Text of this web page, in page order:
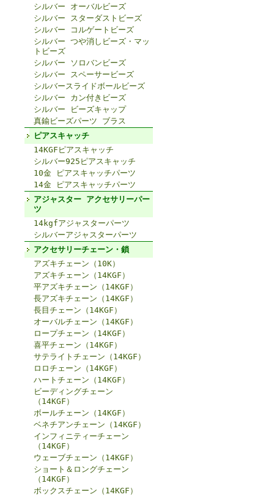
シルバー オーバルビーズ
シルバー スターダストビーズ
シルバー コルゲートビーズ
シルバー つや消しビーズ・マッ
トビーズ
シルバー ソロバンビーズ
シルバー スペーサービーズ
シルバースライドボールビーズ
シルバー カン付きビーズ
シルバー ビーズキャップ
真鍮ビーズパーツ ブラス
ピアスキャッチ
14KGFピアスキャッチ
シルバー925ピアスキャッチ
10金 ピアスキャッチパーツ
14金 ピアスキャッチパーツ
アジャスター アクセサリーパー
ツ
14kgfアジャスターパーツ
シルバーアジャスターパーツ
アクセサリーチェーン・鎖
アズキチェーン（10K）
アズキチェーン（14KGF）
平アズキチェーン（14KGF）
長アズキチェーン（14KGF）
長目チェーン（14KGF）
オーバルチェーン（14KGF）
ロープチェーン（14KGF）
喜平チェーン（14KGF）
サテライトチェーン（14KGF）
ロロチェーン（14KGF）
ハートチェーン（14KGF）
ビーディングチェーン
（14KGF）
ボールチェーン（14KGF）
ベネチアンチェーン（14KGF）
インフィニティーチェーン
（14KGF）
ウェーブチェーン（14KGF）
ショート＆ロングチェーン
（14KGF）
ボックスチェーン（14KGF）